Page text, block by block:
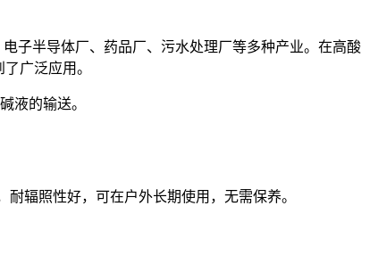
子半导体厂、药品厂、污水处理厂等多种产业。在高酸
广泛应用。
液的输送。
辐照性好，可在户外长期使用，无需保养。